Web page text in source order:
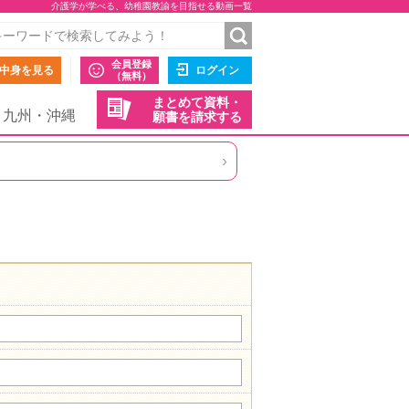
介護学が学べる、幼稚園教諭を目指せる動画一覧
身を見る
会員登録
（無料）
ログイン
まとめて資料・
願書を請求する
九州・沖縄
›